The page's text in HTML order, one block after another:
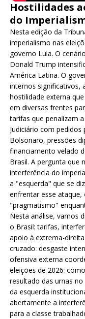
Hostilidades
do
Nesta edição da
imperialismo nas
governo Lula. O
Donald Trump
América Latina. O
internos significativos,
hostilidade externa
em diversas frentes
tarifas que penalizam
Judiciário com
Bolsonaro, pressões
financiamento velado
Brasil. A pergunta que
interferência do
a "esquerda" que se
enfrentar esse
"pragmatismo"
Nesta análise, vamos
o Brasil: tarifas,
apoio à extrema-
cruzado: desgaste
ofensiva externa
eleições de 2026:
resultado das urnas
da esquerda
abertamente a
para a classe